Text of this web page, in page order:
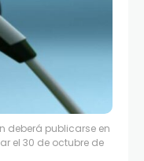
deberá publicarse en
el 30 de octubre de